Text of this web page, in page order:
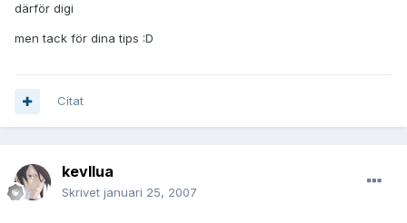
därför digi
men tack för dina tips :D
Citat
kevllua
Skrivet januari 25, 2007